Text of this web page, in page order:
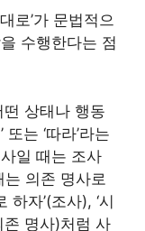
로’가 문법적으
을 수행한다는 점
떤 상태나 행동
는 ‘따라’라는
일 때는 조사
의존 명사로
하자’(조사), ‘시
존 명사)처럼 사